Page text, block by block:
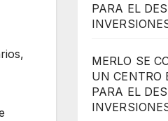
PARA EL
MERLO SE
UN CENTRO
PARA EL